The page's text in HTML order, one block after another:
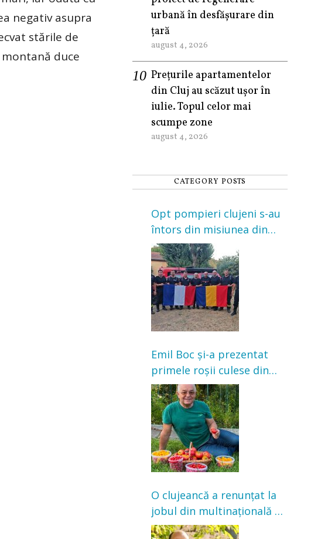
negativ asupra
stările de
duce
urbană în desfășurare din
țară
august 4, 2026
Prețurile apartamentelor
din Cluj au scăzut ușor în
iulie. Topul celor mai
scumpe zone
august 4, 2026
CATEGORY POSTS
Opt pompieri clujeni s-au
întors din misiunea din
Franța. Au intervenit la
incendii de vegetație și
pădure
Emil Boc și-a prezentat
primele roșii culese din
grădină: „Niciun magazin
nu poate oferi această
satisfacție”
O clujeancă a renunțat la
jobul din multinațională și
s-a mutat la țară. Acum